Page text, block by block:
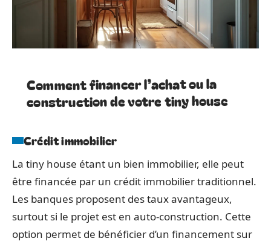
Comment financer l’achat ou la
construction de votre tiny house
Crédit immobilier
La tiny house étant un bien immobilier, elle peut
être financée par un crédit immobilier traditionnel.
Les banques proposent des taux avantageux,
surtout si le projet est en auto-construction. Cette
option permet de bénéficier d’un financement sur